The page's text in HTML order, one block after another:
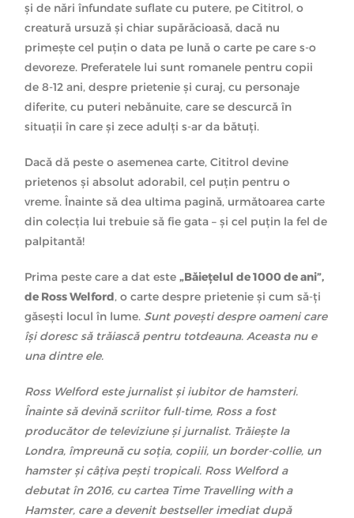
și de nări înfundate suflate cu putere, pe Cititrol, o
creatură ursuză și chiar supărăcioasă, dacă nu
primește cel puțin o data pe lună o carte pe care s-o
devoreze. Preferatele lui sunt romanele pentru copii
de 8-12 ani, despre prietenie și curaj, cu personaje
diferite, cu puteri nebănuite, care se descurcă în
situații în care și zece adulți s-ar da bătuți.
Dacă dă peste o asemenea carte, Cititrol devine
prietenos și absolut adorabil, cel puțin pentru o
vreme. Înainte să dea ultima pagină, următoarea carte
din colecția lui trebuie să fie gata – și cel puțin la fel de
palpitantă!
Prima peste care a dat este „Băiețelul de 1000 de ani”,
de Ross Welford, o carte despre prietenie și cum să-ți
găsești locul în lume. Sunt povești despre oameni care
își doresc să trăiască pentru totdeauna. Aceasta nu e
una dintre ele.
Ross Welford este jurnalist și iubitor de hamsteri.
Înainte să devină scriitor full-time, Ross a fost
producător de televiziune și jurnalist. Trăiește la
Londra, împreună cu soția, copiii, un border-collie, un
hamster și câțiva pești tropicali. Ross Welford a
debutat în 2016, cu cartea Time Travelling with a
Hamster, care a devenit bestseller imediat după